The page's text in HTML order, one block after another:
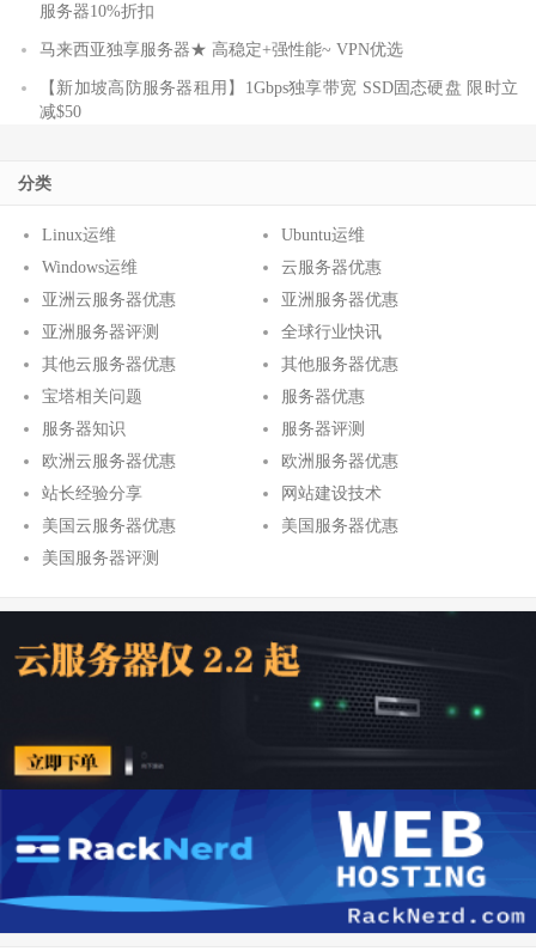
服务器10%折扣
马来西亚独享服务器★ 高稳定+强性能~ VPN优选
【新加坡高防服务器租用】1Gbps独享带宽 SSD固态硬盘 限时立
减$50
分类
Linux运维
Ubuntu运维
Windows运维
云服务器优惠
亚洲云服务器优惠
亚洲服务器优惠
亚洲服务器评测
全球行业快讯
其他云服务器优惠
其他服务器优惠
宝塔相关问题
服务器优惠
服务器知识
服务器评测
欧洲云服务器优惠
欧洲服务器优惠
站长经验分享
网站建设技术
美国云服务器优惠
美国服务器优惠
美国服务器评测